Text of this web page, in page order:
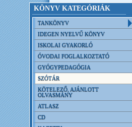
KÖNYV KATEGÓRIÁK
TANKÖNYV
IDEGEN NYELVŰ KÖNYV
ISKOLAI GYAKORLÓ
ÓVODAI FOGLALKOZTATÓ
GYÓGYPEDAGÓGIA
SZÓTÁR
KÖTELEZŐ, AJÁNLOTT
OLVASMÁNY
ATLASZ
CD